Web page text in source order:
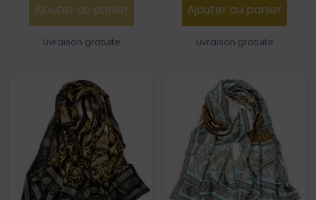
Ajouter au panier
Livraison gratuite
Ajouter au panier
Livraison gratuite